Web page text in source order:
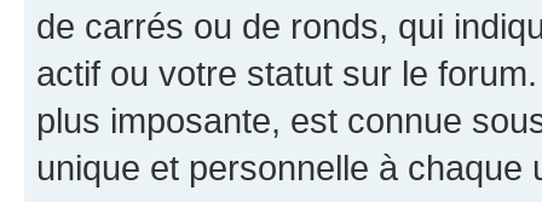
de carrés ou de ronds, qui
actif ou votre statut sur le
plus imposante, est connue
unique et personnelle à chaque